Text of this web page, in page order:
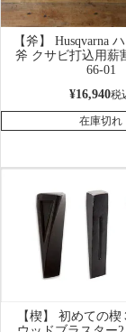
【斧】 Husqvarna
斧 クサビ打込用薪
66-01
¥16,940税
在庫切れ
【楔】 初めての楔